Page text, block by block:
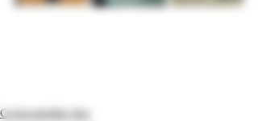
Cestovatelské tipy